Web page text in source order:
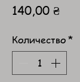
140,00 ₴Цена
Количество*